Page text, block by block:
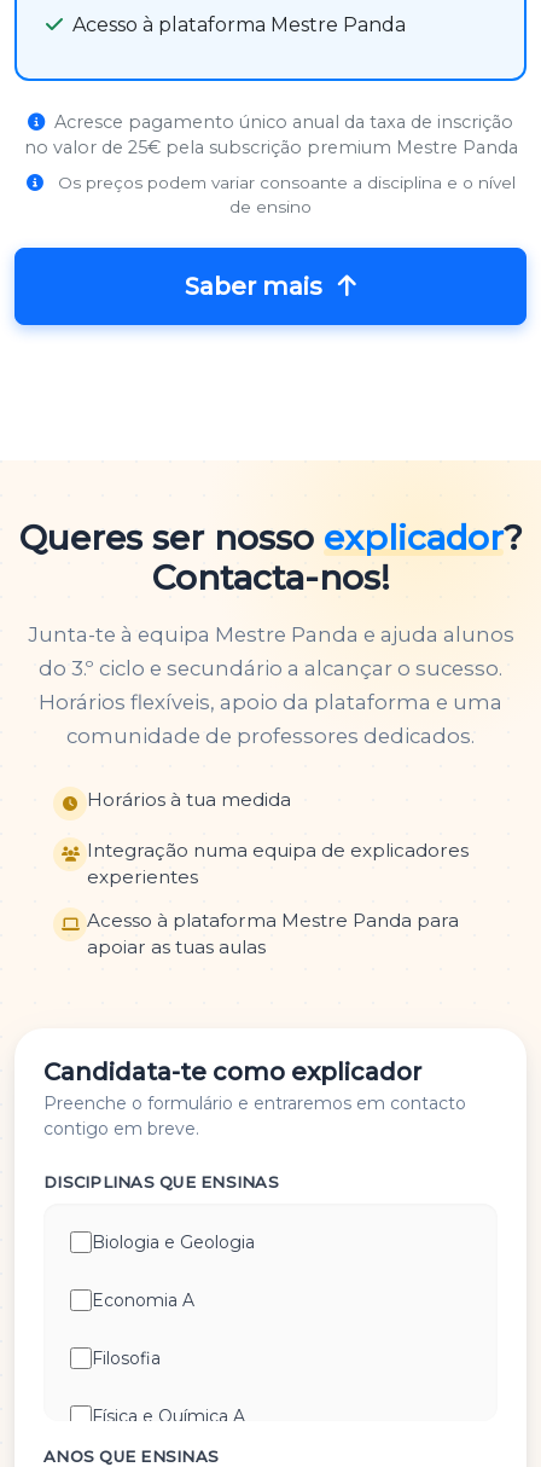
Acesso à plataforma Mestre Panda
Acresce pagamento único anual da taxa de inscrição
no valor de 25€ pela subscrição premium Mestre Panda
Os preços podem variar consoante a disciplina e o nível
de ensino
Saber mais
Queres ser nosso explicador?
Contacta-nos!
Junta-te à equipa Mestre Panda e ajuda alunos
do 3.º ciclo e secundário a alcançar o sucesso.
Horários flexíveis, apoio da plataforma e uma
comunidade de professores dedicados.
Horários à tua medida
Integração numa equipa de explicadores
experientes
Acesso à plataforma Mestre Panda para
apoiar as tuas aulas
Candidata-te como explicador
Preenche o formulário e entraremos em contacto
contigo em breve.
DISCIPLINAS QUE ENSINAS
Biologia e Geologia
Economia A
Filosofia
Física e Química A
ANOS QUE ENSINAS